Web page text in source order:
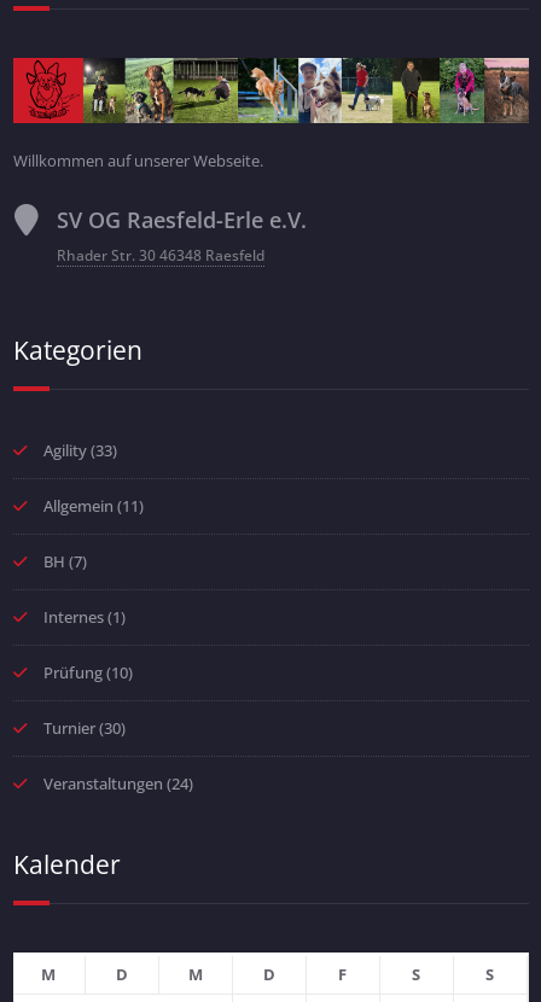
Willkommen auf unserer Webseite.
SV OG Raesfeld-Erle e.V.
Rhader Str. 30 46348 Raesfeld
Kategorien
Agility(33)
Allgemein (11)
BH (7)
Internes(1)
Prüfung(10)
Turnier(30)
Veranstaltungen (24)
Kalender
M D M D F S
S